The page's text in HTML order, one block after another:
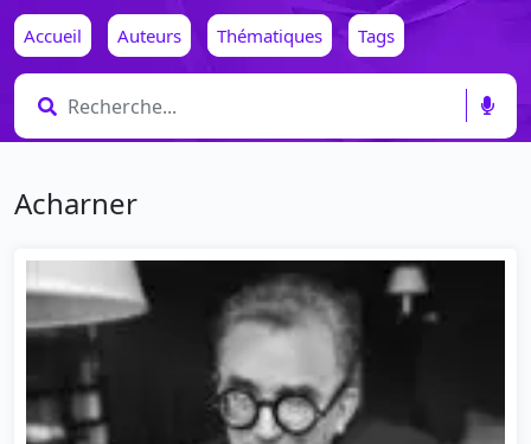
Accueil Auteurs Thématiques Tags
Acharner